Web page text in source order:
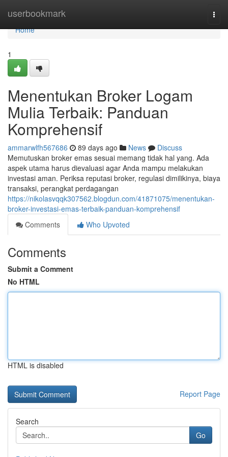
userbookmark
Home
Home
1
Menentukan Broker Logam
Mulia Terbaik: Panduan
Komprehensif
ammarwlfh567686 89 days ago News
Discuss
Memutuskan broker emas sesuai memang tidak hal yang. Ada
aspek utama harus dievaluasi agar Anda mampu melakukan
investasi aman. Periksa reputasi broker, regulasi dimilikinya, biaya
transaksi, perangkat perdagangan
https://nikolasvqqk307562.blogdun.com/41871075/menentukan-
broker-investasi-emas-terbaik-panduan-komprehensif
Comments
Who Upvoted
Comments
Submit a Comment
No HTML
HTML is disabled
Report Page
Search
Go